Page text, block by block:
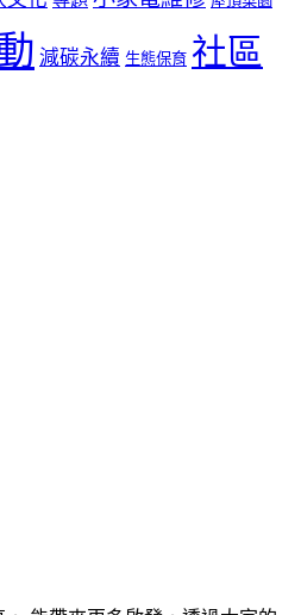
減碳永續 生態保育 社區